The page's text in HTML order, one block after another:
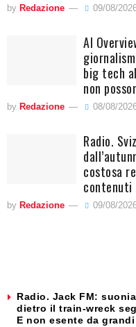
by Redazione 09/08/
AI
big tech
non
by Redazione 08/08/
Radio.
costosa
contenuti
by Redazione 09/08/
Radio. Jack FM:
dietro il train-wreck
E non esente da